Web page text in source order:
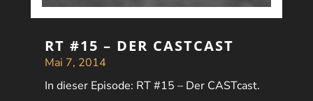
RT #15 – DER CASTCAST
Mai 7, 2014
In dieser Episode: RT #15 – Der CASTcast.